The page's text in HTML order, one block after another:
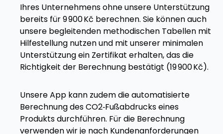
Ihres Unternehmens ohne unsere Unterstützung
bereits für 9 900 Kč berechnen. Sie können auch
unsere begleitenden methodischen Tabellen mit
Hilfestellung nutzen und mit unserer minimalen
Unterstützung ein Zertifikat erhalten, das die
Richtigkeit der Berechnung bestätigt (19 900 Kč).
Unsere App kann zudem die automatisierte
Berechnung des CO2‑Fußabdrucks eines
Produkts durchführen. Für die Berechnung
verwenden wir je nach Kundenanforderungen